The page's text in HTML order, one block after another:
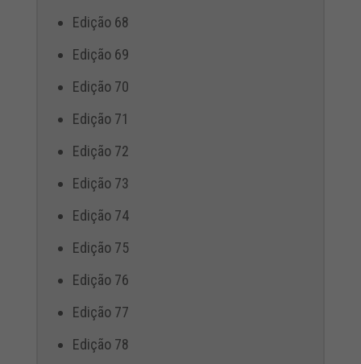
Edição 68
Edição 69
Edição 70
Edição 71
Edição 72
Edição 73
Edição 74
Edição 75
Edição 76
Edição 77
Edição 78